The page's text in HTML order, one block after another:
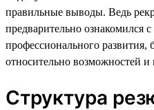
правильные выводы. Ведь
предварительно ознакомился
профессионального развития,
относительно возможностей
Структура